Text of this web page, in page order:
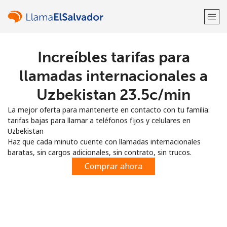
¡Bienvenido!
Regístrate con
o
Increíbles tarifas para
llamadas internacionales a
Uzbekistan ⁦23.5c⁩/min
La mejor oferta para mantenerte en contacto con tu familia:
tarifas bajas para llamar a teléfonos fijos y celulares en
Uzbekistan
Haz que cada minuto cuente con llamadas internacionales
baratas, sin cargos adicionales, sin contrato, sin trucos.
Comprar ahora